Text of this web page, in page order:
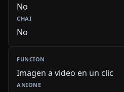
No
No
Imagen a video en un clic